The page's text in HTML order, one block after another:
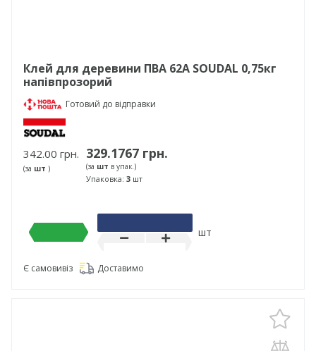
Клей для деревини ПВА 62А SOUDAL 0,75кг
напівпрозорий
Готовий до відправки
342.00 грн.
(за шт )
329.1767 грн.
(за шт в упак.)
Упаковка: 3 шт
шт
Є самовивіз Доставимо